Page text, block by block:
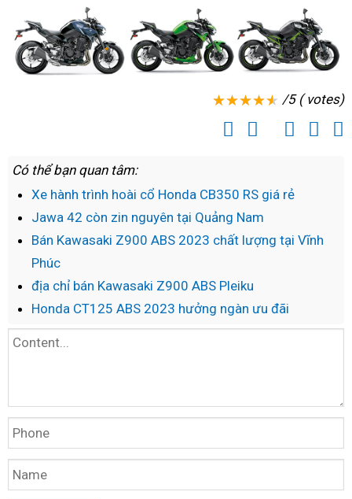
hạ
giá
xe
Z900
ABS
/5 ( votes)
Có thể bạn quan tâm:
Xe hành trình hoài cổ Honda CB350 RS giá rẻ
Jawa 42 còn zin nguyên tại Quảng Nam
Bán Kawasaki Z900 ABS 2023 chất lượng tại Vĩnh
Phúc
địa chỉ bán Kawasaki Z900 ABS Pleiku
Honda CT125 ABS 2023 hưởng ngàn ưu đãi